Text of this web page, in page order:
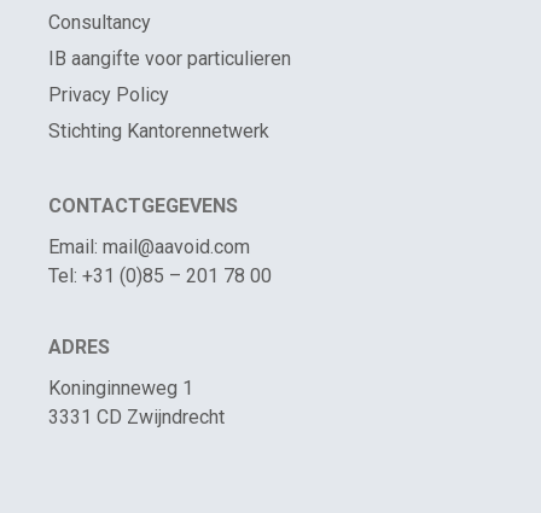
Consultancy
IB aangifte voor particulieren
Privacy Policy
Stichting Kantorennetwerk
CONTACTGEGEVENS
Email: mail@aavoid.com
Tel: +31 (0)85 – 201 78 00
ADRES
Koninginneweg 1
3331 CD Zwijndrecht